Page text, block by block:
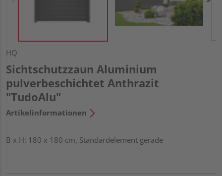
HQ
Sichtschutzzaun Aluminium
pulverbeschichtet Anthrazit
"TudoAlu"
Artikelinformationen
B x H: 180 x 180 cm, Standardelement gerade